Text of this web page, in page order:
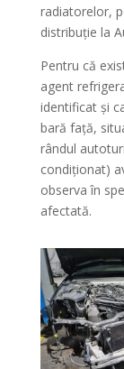
radiatorelor,
distribuție la
Pentru că
agent
identificat și
bară față,
rândul
condiționat)
observa în
afectată.